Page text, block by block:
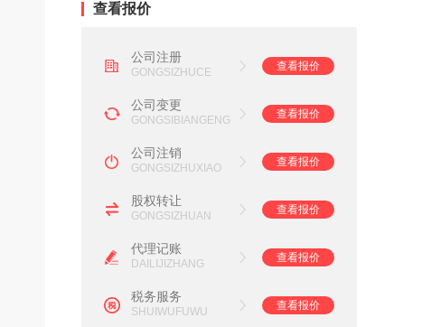
查看报价
公司注册
GONGSIZHUCE
查看报价
公司变更
GONGSIBIANGENG
查看报价
公司注销
GONGSIZHUXIAO
查看报价
股权转让
GONGSIZHUAN
查看报价
代理记账
DAILIJIZHANG
查看报价
税务服务
SHUIWUFUWU
查看报价